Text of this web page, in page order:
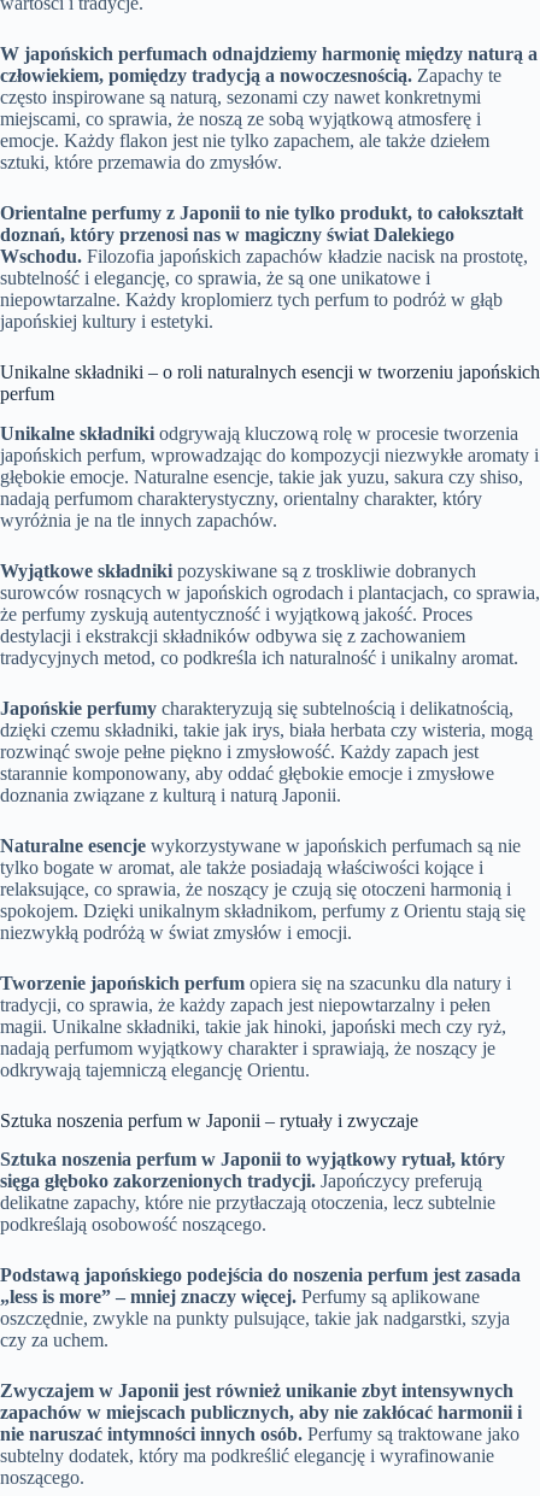
W japońskich perfumach odnajdziemy harmonię między naturą a
człowiekiem, pomiędzy tradycją a nowoczesnością. Zapachy te
często inspirowane są naturą, sezonami czy nawet konkretnymi
miejscami, co sprawia, że noszą ze sobą wyjątkową atmosferę i
emocje. Każdy flakon jest nie tylko zapachem, ale także dziełem
sztuki, które przemawia do zmysłów.
Orientalne perfumy z Japonii to nie tylko produkt, to całokształt
doznań, który przenosi nas w magiczny świat Dalekiego
Wschodu. Filozofia japońskich zapachów kładzie nacisk na prostotę,
subtelność i elegancję, co sprawia, że są one unikatowe i
niepowtarzalne. Każdy kroplomierz tych perfum to podróż w głąb
japońskiej kultury i estetyki.
Unikalne składniki – o roli naturalnych esencji w tworzeniu japońskich
perfum
Unikalne składniki odgrywają kluczową rolę w procesie tworzenia
japońskich perfum, wprowadzając do kompozycji niezwykłe aromaty i
głębokie emocje. Naturalne esencje, takie jak yuzu, sakura czy shiso,
nadają perfumom charakterystyczny, orientalny charakter, który
wyróżnia je na tle innych zapachów.
Wyjątkowe składniki pozyskiwane są z troskliwie dobranych
surowców rosnących w japońskich ogrodach i plantacjach, co sprawia,
że perfumy zyskują autentyczność i wyjątkową jakość. Proces
destylacji i ekstrakcji składników odbywa się z zachowaniem
tradycyjnych metod, co podkreśla ich naturalność i unikalny aromat.
Japońskie perfumy charakteryzują się subtelnością i delikatnością,
dzięki czemu składniki, takie jak irys, biała herbata czy wisteria, mogą
rozwinąć swoje pełne piękno i zmysłowość. Każdy zapach jest
starannie komponowany, aby oddać głębokie emocje i zmysłowe
doznania związane z kulturą i naturą Japonii.
Naturalne esencje wykorzystywane w japońskich perfumach są nie
tylko bogate w aromat, ale także posiadają właściwości kojące i
relaksujące, co sprawia, że noszący je czują się otoczeni harmonią i
spokojem. Dzięki unikalnym składnikom, perfumy z Orientu stają się
niezwykłą podróżą w świat zmysłów i emocji.
Tworzenie japońskich perfum opiera się na szacunku dla natury i
tradycji, co sprawia, że każdy zapach jest niepowtarzalny i pełen
magii. Unikalne składniki, takie jak hinoki, japoński mech czy ryż,
nadają perfumom wyjątkowy charakter i sprawiają, że noszący je
odkrywają tajemniczą elegancję Orientu.
Sztuka noszenia perfum w Japonii – rytuały i zwyczaje
Sztuka noszenia perfum w Japonii to wyjątkowy rytuał, który
sięga głęboko zakorzenionych tradycji. Japończycy preferują
delikatne zapachy, które nie przytłaczają otoczenia, lecz subtelnie
podkreślają osobowość noszącego.
Podstawą japońskiego podejścia do noszenia perfum jest zasada
„less is more” – mniej znaczy więcej. Perfumy są aplikowane
oszczędnie, zwykle na punkty pulsujące, takie jak nadgarstki, szyja
czy za uchem.
Zwyczajem w Japonii jest również unikanie zbyt intensywnych
zapachów w miejscach publicznych, aby nie zakłócać harmonii i
nie naruszać intymności innych osób. Perfumy są traktowane jako
subtelny dodatek, który ma podkreślić elegancję i wyrafinowanie
noszącego.